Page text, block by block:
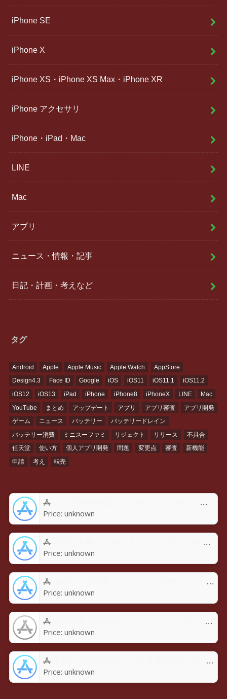
iPhone SE
iPhone X
iPhone XS・iPhone XS Max・iPhone XR
iPhone アクセサリ
iPhone・iPad・Mac
LINE
Mac
アプリ
ニュース・情報・記事
日記・計画・考えなど
タグ
Android Apple Apple Music Apple Watch
AppStore
Design4.3
Face ID Google iOS iOS11 iOS11.1
iOS11.2
iOS12
iOS13 iPad iPhone iPhone8 iPhoneX LINE
Mac
YouTube
まとめ アップデート アプリ アプリ審査
アプリ開発
ゲーム
ニュース バッテリー
バッテリードレイン
バッテリー消費
ミニスーファミ リジェクト リリース
不具合
任天堂
使い方 個人アプリ開発 問題 変更点 審査
新機能
申請
考え 転売
グラフ簡単作成アプリ 円グラフ・棒グラフ・折れ線GraPhoアプリ - App Store
Price: unknown
写真に落書き お絵かき プリクラ加工-Rakugaky-アプリ - App Store
Price: unknown
MojiCon 文字数カウント・メモ帳アプリ - App Store
Price: unknown
禁煙勇者-禁煙応援アプリ-アプリ - App Store
Price: unknown
歩数計 万歩計 カロリー計算 距離測定-Pedoroアプリ - App Store
Price: unknown